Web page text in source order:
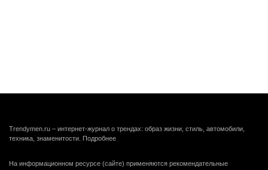
Trendymen.ru – интернет-журнал о трендах: образ жизни, стиль, автомобили,
техника, знаменитости. Подробнее
На информационном ресурсе (сайте) применяются рекомендательные